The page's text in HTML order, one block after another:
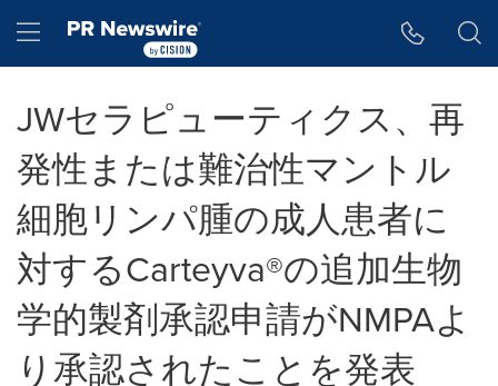
Hamburger menu
JWセラピューティクス、再
発性または難治性マントル
細胞リンパ腫の成人患者に
対するCarteyva®の追加生物
学的製剤承認申請がNMPAよ
り承認されたことを発表